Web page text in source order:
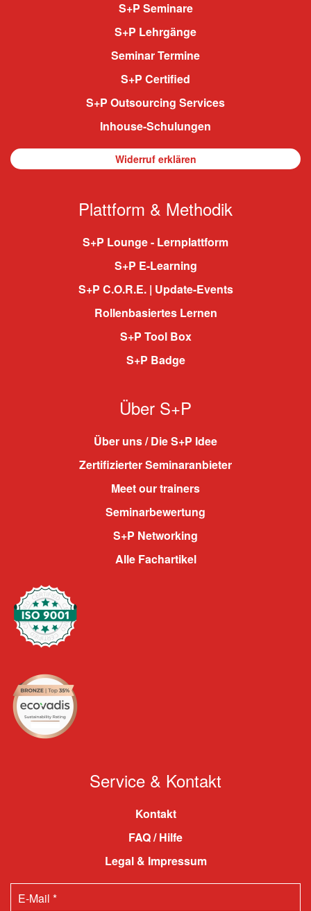
S+P Seminare
S+P Lehrgänge
Seminar Termine
S+P Certified
S+P Outsourcing Services
Inhouse-Schulungen
Widerruf erklären
Plattform & Methodik
S+P Lounge - Lernplattform
S+P E-Learning
S+P C.O.R.E. | Update-Events
Rollenbasiertes Lernen
S+P Tool Box
S+P Badge
Über S+P
Über uns / Die S+P Idee
Zertifizierter Seminaranbieter
Meet our trainers
Seminarbewertung
S+P Networking
Alle Fachartikel
Service & Kontakt
Kontakt
FAQ / Hilfe
Legal & Impressum